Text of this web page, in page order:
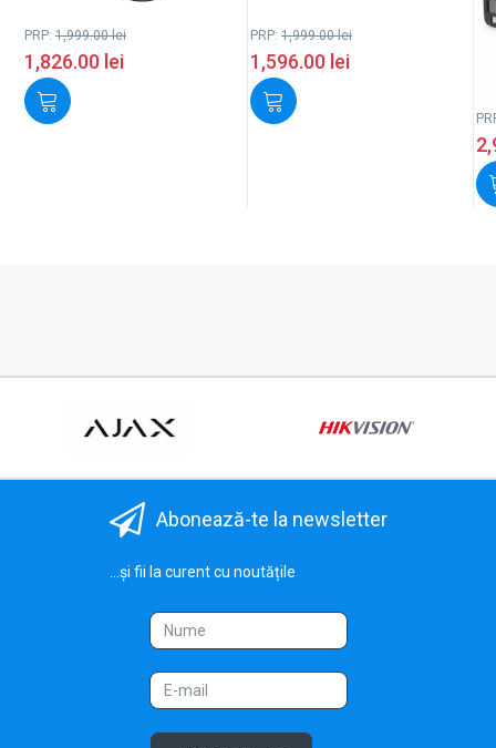
PRP: 1,999.00lei
1,826.00 lei
PRP: 1,999.00lei
1,596.00 lei
Abonează-te la newsletter
...și fii la curent cu noutățile